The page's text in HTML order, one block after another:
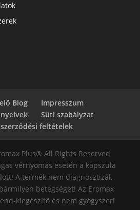
Blog
Impresszum
Süti szabályzat
feltételek
Plus® All Rights Reserved
vérnyomás esetén a kapszula
A termék nem diagnosztizál,
betegséget! Az Eromax
kiegészítő és nem gyógyszer!